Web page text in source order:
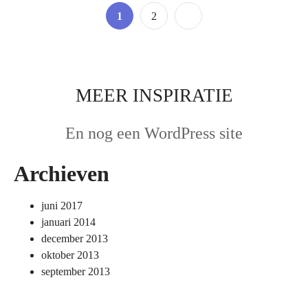
Berichten
Page
1 Page
2
MEER INSPIRATIE
En nog een WordPress site
Archieven
juni 2017
januari 2014
december 2013
oktober 2013
september 2013